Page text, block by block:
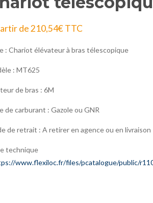
de210,54€TTC
: Chariot élévateur à bras télescopique
: MT625
de bras : 6M
de carburant : Gazole ou GNR
de retrait : A retirer en agence ou en livraison
technique
www.flexiloc.fr/files/pcatalogue/public/